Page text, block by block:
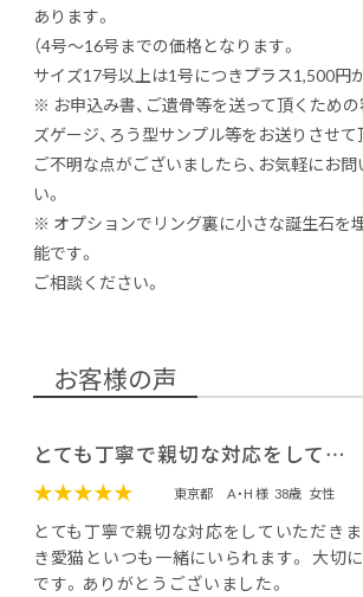
あります。
（4号～16号までの価格となります。
サイズ17号以上は1号につきプラス1,500円が
※ お申込み書、ご遺骨等を送って頂くための
ズゲージ、ろう型サンプル等をお送りさせて
ご不明な点がございましたら、お気軽にお
い。
※ オプションでリング裏に小さな誕生石を
能です。
ご相談ください。
お客様の声
とても丁寧で親切な対応をして…
★★★★★
東京都 A・H 様 38歳 女性
とても丁寧で親切な対応をしていただき
き愛猫といつも一緒にいられます。 大切
です。ありがとうございました。